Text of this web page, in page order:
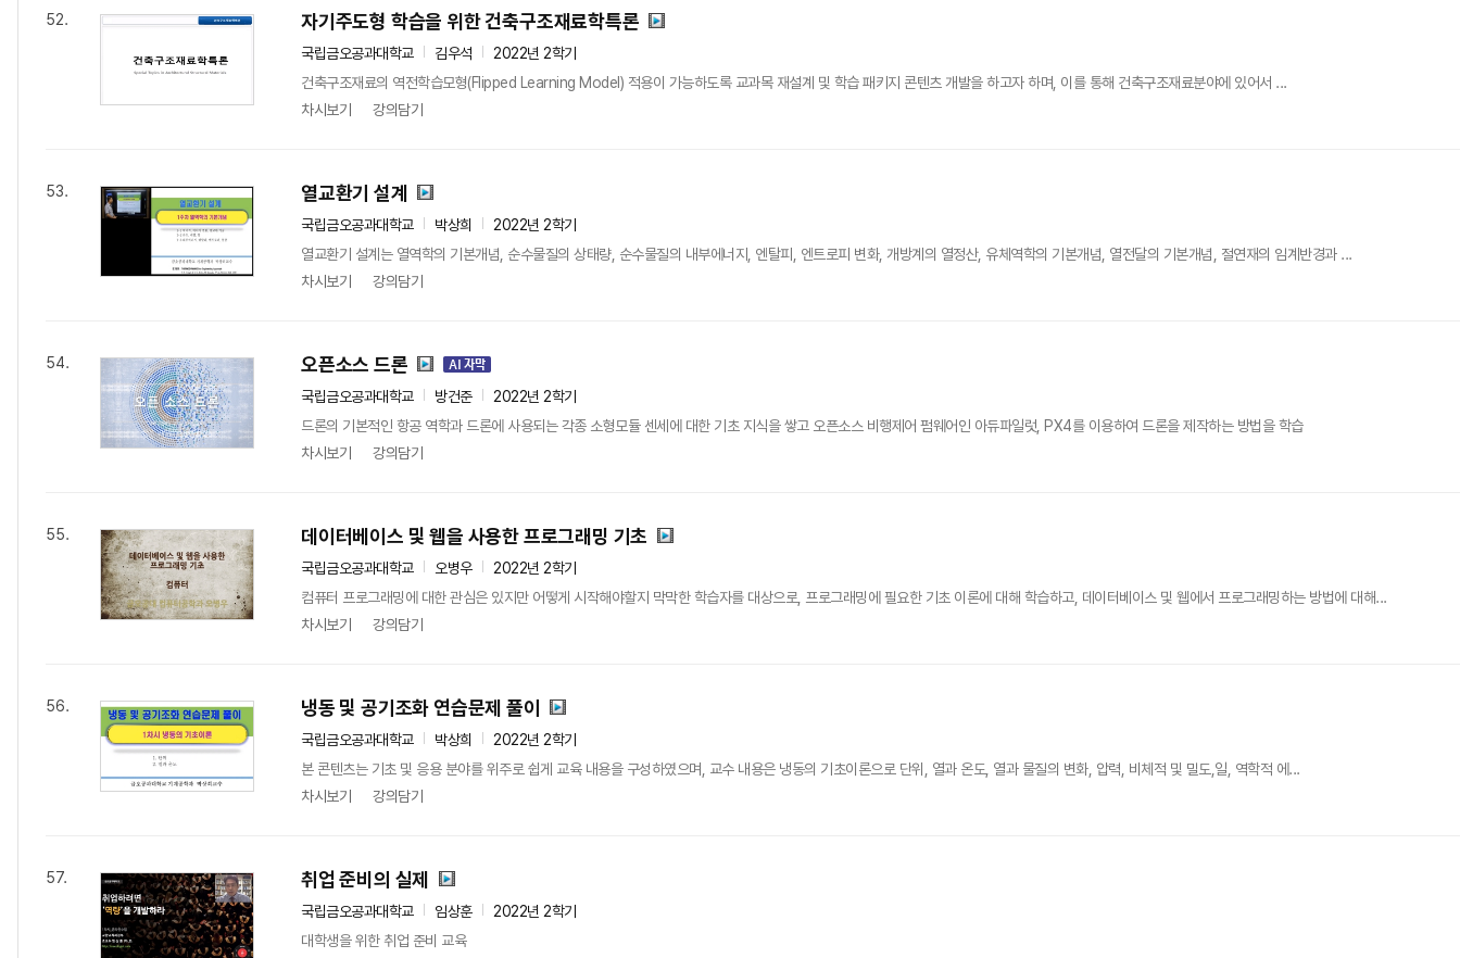
52. 자기주도형 학습을 위한 건축구조재료학특론
국립금오공과대학교 김우석
2022년 2학기
건축구조재료의 역전학습모형(Flipped Learning Model) 적용이 가능하도록 교과목 재설계 및 학습 패키지 콘텐츠 개발을 하고자 하며, 이를 통해 건축구조재료분야에 있어서 ...
차시보기
강의담기
53. 열교환기 설계
국립금오공과대학교 박상희
2022년 2학기
열교환기 설계는 열역학의 기본개념, 순수물질의 상태량, 순수물질의 내부에너지, 엔탈피, 엔트로피 변화, 개방계의 열정산, 유체역학의 기본개념, 열전달의 기본개념, 절연재의 임계반경과 ...
차시보기
강의담기
54. 오픈소스 드론
국립금오공과대학교 방건준
2022년 2학기
드론의 기본적인 항공 역학과 드론에 사용되는 각종 소형모듈 센세에 대한 기초 지식을 쌓고 오픈소스 비행제어 펌웨어인 아듀파일럿, PX4를 이용하여 드론을 제작하는 방법을 학습
차시보기
강의담기
55. 데이터베이스 및 웹을 사용한 프로그래밍 기초
국립금오공과대학교 오병우
2022년 2학기
컴퓨터 프로그래밍에 대한 관심은 있지만 어떻게 시작해야할지 막막한 학습자를 대상으로, 프로그래밍에 필요한 기초 이론에 대해 학습하고, 데이터베이스 및 웹에서 프로그래밍하는 방법에 대해...
차시보기
강의담기
56. 냉동 및 공기조화 연습문제 풀이
국립금오공과대학교 박상희
2022년 2학기
본 콘텐츠는 기초 및 응용 분야를 위주로 쉽게 교육 내용을 구성하였으며, 교수 내용은 냉동의 기초이론으로 단위, 열과 온도, 열과 물질의 변화, 압력, 비체적 및 밀도,일, 역학적 에...
차시보기
강의담기
57. 취업 준비의 실제
국립금오공과대학교 임상훈
2022년 2학기
대학생을 위한 취업 준비 교육